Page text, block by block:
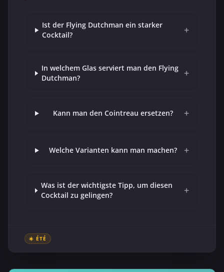
Ist der Flying Dutchman ein starker
Cocktail?
+
In welchem Glas serviert man den Flying
Dutchman?
+
Kann man den Cointreau ersetzen? +
Welche Varianten kann man machen? +
Was ist der wichtigste Tipp, um diesen
Cocktail zu gelingen?
+
☀️ ÉTÉ